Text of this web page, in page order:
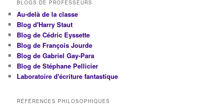
BLOGS DE PROFESSEURS
Au-delà de la classe
Blog d'Harry Staut
Blog de Cédric Eyssette
Blog de François Jourde
Blog de Gabriel Gay-Para
Blog de Stéphane Pellicier
Laboratoire d'écriture fantastique
RÉFÉRENCES PHILOSOPHIQUES